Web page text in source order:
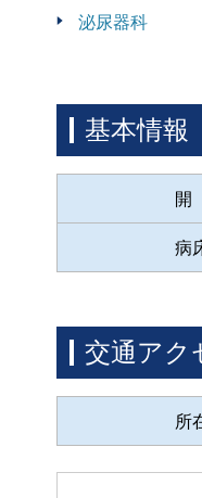
泌尿器科
基本情報
開
病
交通アク
所